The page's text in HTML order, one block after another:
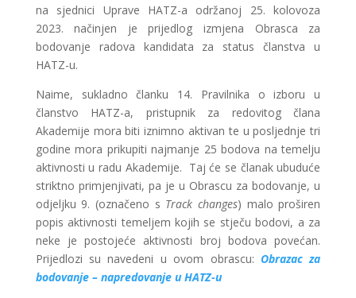
na sjednici Uprave HATZ-a održanoj 25. kolovoza
2023. načinjen je prijedlog izmjena Obrasca za
bodovanje radova kandidata za status članstva u
HATZ-u.
Naime, sukladno članku 14. Pravilnika o izboru u
članstvo HATZ-a, pristupnik za redovitog člana
Akademije mora biti iznimno aktivan te u posljednje tri
godine mora prikupiti najmanje 25 bodova na temelju
aktivnosti u radu Akademije. Taj će se članak ubuduće
striktno primjenjivati, pa je u Obrascu za bodovanje, u
odjeljku 9. (označeno s Track changes) malo proširen
popis aktivnosti temeljem kojih se stječu bodovi, a za
neke je postojeće aktivnosti broj bodova povećan.
Prijedlozi su navedeni u ovom obrascu: Obrazac za
bodovanje – napredovanje u HATZ-u